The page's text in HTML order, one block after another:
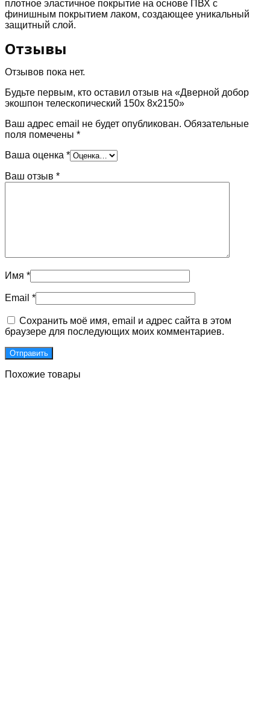
плотное эластичное покрытие на основе ПВХ с
финишным покрытием лаком, создающее уникальный
защитный слой.
Отзывы
Отзывов пока нет.
Будьте первым, кто оставил отзыв на «Дверной добор
экошпон телескопический 150х 8х2150»
Ваш адрес email не будет опубликован. Обязательные
поля помечены *
Ваша оценка *
Ваш отзыв *
Имя *
Email *
Сохранить моё имя, email и адрес сайта в этом
браузере для последующих моих комментариев.
Похожие товары